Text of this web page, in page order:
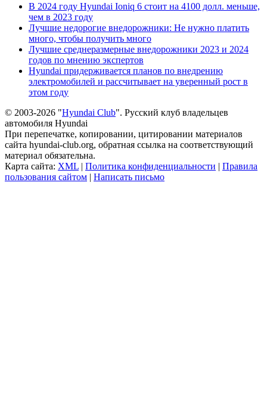
В 2024 году Hyundai Ioniq 6 стоит на 4100 долл. меньше,
чем в 2023 году
Лучшие недорогие внедорожники: Не нужно платить
много, чтобы получить много
Лучшие среднеразмерные внедорожники 2023 и 2024
годов по мнению экспертов
Hyundai придерживается планов по внедрению
электромобилей и рассчитывает на уверенный рост в
этом году
© 2003-2026 "Hyundai Club". Русский клуб владельцев
автомобиля Hyundai
При перепечатке, копировании, цитировании материалов
сайта hyundai-club.org, обратная ссылка на соответствующий
материал обязательна.
Карта сайта: XML | Политика конфиденциальности | Правила
пользования сайтом | Написать письмо